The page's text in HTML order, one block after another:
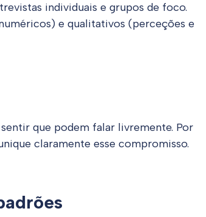
individuais e grupos de foco.
e qualitativos (perceções e
que podem falar livremente. Por
claramente esse compromisso.